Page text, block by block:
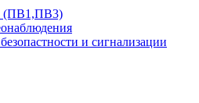
(ПВ1,ПВ3)
и сигнализации